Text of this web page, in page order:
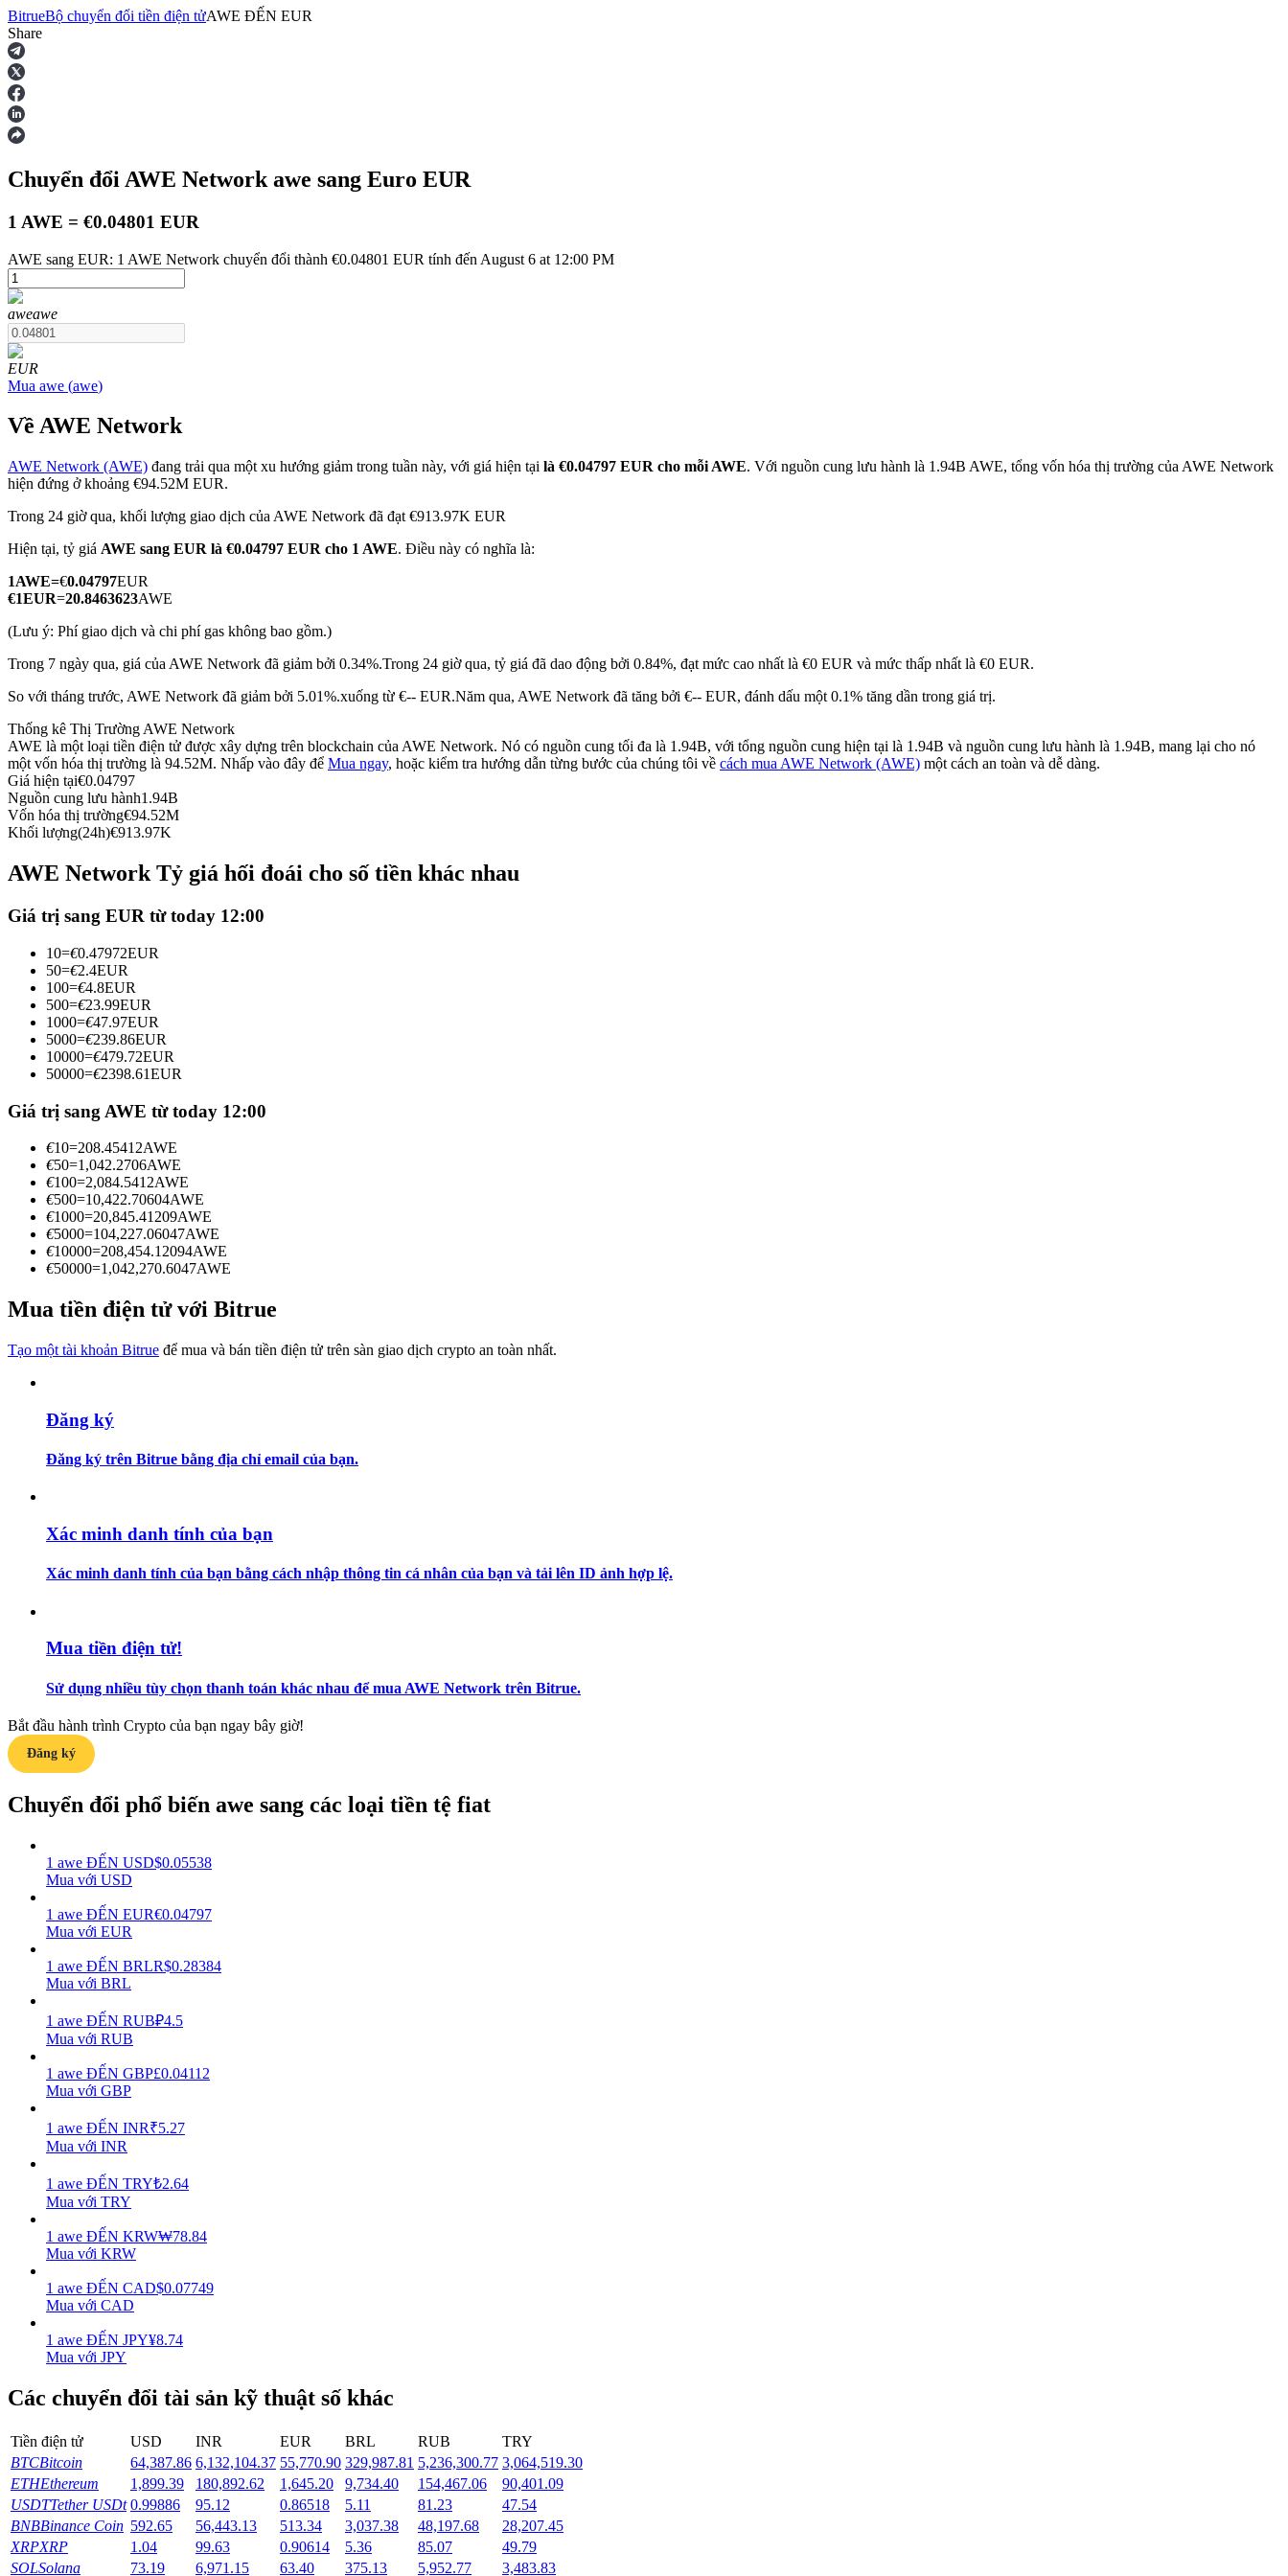
Hợp đồng tương lai
USDT Futures
Futures sử dụng USDT làm tài sản thế chấp
COIN-M Futures
Futures sử dụng token làm tài sản thế chấp
Futures sử dụng USDC làm tài sản thế chấp
Sao chép Giao dịch
Tham gia cùng các nhà giao dịch hàng đầu
Trở thành Nhà giao dịch Sao chép
Thông tin
Phân tích dữ liệu lớn bao gồm thông tin giao dịch, v.v.
Hướng dẫn
Chiến lược giao dịch
Học cách duy trì lợi nhuận
Làm cho tài sản của bạn tăng giá trị đều đặn
BitrueBộ chuyển đổi tiền điện tửAWE ĐẾN EUR
Share
Chuyển đổi AWE Network awe sang Euro EUR
1 AWE = €0.04801 EUR
AWE sang EUR: 1 AWE Network chuyển đổi thành €0.04801 EUR tính đến August 6 at 12:00 PM
aweawe
EUR
Mua awe (awe)
Về AWE Network
AWE Network (AWE) đang trải qua một xu hướng giảm trong tuần này, với giá hiện tại là €0.04797 EUR cho mỗi AWE. Với nguồn cung lưu hành là 1.94B AWE, tổng vốn hóa thị trường của AWE Network
hiện đứng ở khoảng €94.52M EUR.
Trong 24 giờ qua, khối lượng giao dịch của AWE Network đã đạt €913.97K EUR
Hiện tại, tỷ giá AWE sang EUR là €0.04797 EUR cho 1 AWE. Điều này có nghĩa là:
1AWE=€0.04797EUR
€1EUR=20.8463623AWE
(Lưu ý: Phí giao dịch và chi phí gas không bao gồm.)
Trong 7 ngày qua, giá của AWE Network đã giảm bởi 0.34%.Trong 24 giờ qua, tỷ giá đã dao động bởi 0.84%, đạt mức cao nhất là €0 EUR và mức thấp nhất là €0 EUR.
So với tháng trước, AWE Network đã giảm bởi 5.01%.xuống từ €-- EUR.Năm qua, AWE Network đã tăng bởi €-- EUR, đánh dấu một 0.1% tăng dần trong giá trị.
Thống kê Thị Trường AWE Network
AWE là một loại tiền điện tử được xây dựng trên blockchain của AWE Network. Nó có nguồn cung tối đa là 1.94B, với tổng nguồn cung hiện tại là 1.94B và nguồn cung lưu hành là 1.94B, mang lại cho nó
một vốn hóa thị trường là 94.52M. Nhấp vào đây để Mua ngay, hoặc kiểm tra hướng dẫn từng bước của chúng tôi về cách mua AWE Network (AWE) một cách an toàn và dễ dàng.
Giá hiện tại€0.04797
Nguồn cung lưu hành1.94B
Vốn hóa thị trường€94.52M
Khối lượng(24h)€913.97K
AWE Network Tỷ giá hối đoái cho số tiền khác nhau
Giá trị sang EUR từ today 12:00
10=€0.47972EUR
50=€2.4EUR
100=€4.8EUR
500=€23.99EUR
1000=€47.97EUR
5000=€239.86EUR
10000=€479.72EUR
50000=€2398.61EUR
Giá trị sang AWE từ today 12:00
€10=208.45412AWE
€50=1,042.2706AWE
€100=2,084.5412AWE
€500=10,422.70604AWE
€1000=20,845.41209AWE
€5000=104,227.06047AWE
€10000=208,454.12094AWE
€50000=1,042,270.6047AWE
Mua tiền điện tử với Bitrue
Tạo một tài khoản Bitrue để mua và bán tiền điện tử trên sàn giao dịch crypto an toàn nhất.
Đăng ký
Đăng ký trên Bitrue bằng địa chỉ email của bạn.
Xác minh danh tính của bạn
Xác minh danh tính của bạn bằng cách nhập thông tin cá nhân của bạn và tải lên ID ảnh hợp lệ.
Mua tiền điện tử!
Sử dụng nhiều tùy chọn thanh toán khác nhau để mua AWE Network trên Bitrue.
Bắt đầu hành trình Crypto của bạn ngay bây giờ!
Đăng ký
Chuyển đổi phổ biến awe sang các loại tiền tệ fiat
1 awe ĐẾN USD$0.05538
Mua với USD
1 awe ĐẾN EUR€0.04797
Mua với EUR
1 awe ĐẾN BRLR$0.28384
Mua với BRL
1 awe ĐẾN RUB₽4.5
Mua với RUB
1 awe ĐẾN GBP£0.04112
Mua với GBP
1 awe ĐẾN INR₹5.27
Mua với INR
1 awe ĐẾN TRY₺2.64
Mua với TRY
1 awe ĐẾN KRW₩78.84
Mua với KRW
1 awe ĐẾN CAD$0.07749
Mua với CAD
1 awe ĐẾN JPY¥8.74
Mua với JPY
Các chuyển đổi tài sản kỹ thuật số khác
Tiền điện tử USD INR EUR BRL RUB
TRY
BTCBitcoin 64,387.86 6,132,104.37 55,770.90 329,987.81 5,236,300.77 3,064,519.30
ETHEthereum 1,899.39 180,892.62 1,645.20 9,734.40 154,467.06
90,401.09
USDTTether USDt 0.99886 95.12 0.86518 5.11 81.23
47.54
BNBBinance Coin 592.65 56,443.13 513.34 3,037.38 48,197.68
28,207.45
XRPXRP 1.04 99.63 0.90614 5.36 85.07
49.79
SOLSolana 73.19 6,971.15 63.40 375.13 5,952.77
3,483.83